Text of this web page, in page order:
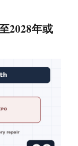
2028年或